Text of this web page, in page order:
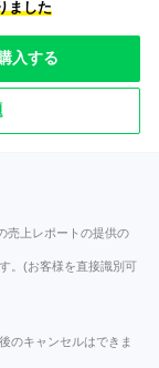
ました
購入する
売上レポートの提供の
。(お客様を直接識別可
のキャンセルはできま